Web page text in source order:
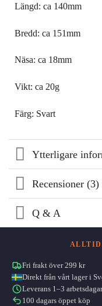
Längd: ca 140mm
Bredd: ca 151mm
Näsa: ca 18mm
Vikt: ca 20g
Färg: Svart
Ytterligare
Recensioner (3)
Q & A
ALLTID
Fri frakt över 299 kr
Direkt från vårt lager i
Leverans 1–3 arbetsdagar
100 dagars öppet köp